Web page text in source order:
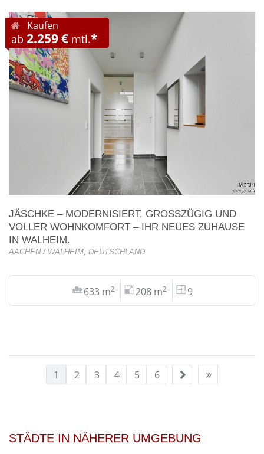
Kaufen
ab 2.259 € mtl.*
JÄSCHKE – MODERNISIERT, GROSSZÜGIG UND V
OLLER WOHNKOMFORT – IHR NEUES ZUHAUSE I
N WALHEIM.
AACHEN / WALHEIM, DEUTSCHLAND
633 m2 208 m2 9
1 2 3 4 5 6
STÄDTE IN NÄHERER UMGEBUNG